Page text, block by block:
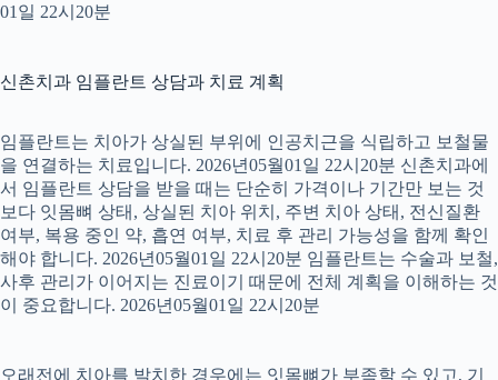
01일 22시20분
신촌치과 임플란트 상담과 치료 계획
임플란트는 치아가 상실된 부위에 인공치근을 식립하고 보철물
을 연결하는 치료입니다. 2026년05월01일 22시20분 신촌치과에
서 임플란트 상담을 받을 때는 단순히 가격이나 기간만 보는 것
보다 잇몸뼈 상태, 상실된 치아 위치, 주변 치아 상태, 전신질환
여부, 복용 중인 약, 흡연 여부, 치료 후 관리 가능성을 함께 확인
해야 합니다. 2026년05월01일 22시20분 임플란트는 수술과 보철,
사후 관리가 이어지는 진료이기 때문에 전체 계획을 이해하는 것
이 중요합니다. 2026년05월01일 22시20분
오래전에 치아를 발치한 경우에는 잇몸뼈가 부족할 수 있고, 기